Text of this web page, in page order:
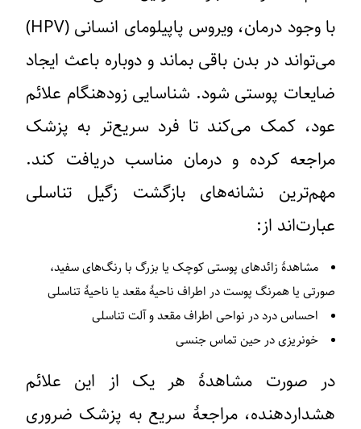
با وجود درمان، ویروس پاپیلومای انسانی (HPV)
می‌تواند در بدن باقی بماند و دوباره باعث ایجاد
ضایعات پوستی شود. شناسایی زودهنگام علائم
عود، کمک می‌کند تا فرد سریع‌تر به پزشک
مراجعه کرده و درمان مناسب دریافت کند.
مهم‌ترین نشانه‌های بازگشت زگیل تناسلی
عبارت‌اند از:
مشاهدهٔ زائدهای پوستی کوچک یا بزرگ با رنگ‌های سفید،
صورتی یا همرنگ پوست در اطراف ناحیهٔ مقعد یا ناحیهٔ تناسلی
احساس درد در نواحی اطراف مقعد و آلت تناسلی
خونریزی در حین تماس جنسی
در صورت مشاهدهٔ هر یک از این علائم
هشداردهنده، مراجعهٔ سریع به پزشک ضروری